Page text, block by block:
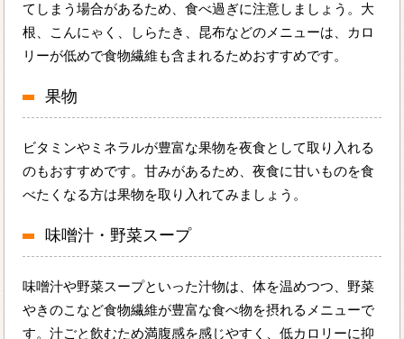
てしまう場合があるため、食べ過ぎに注意しましょう。大
根、こんにゃく、しらたき、昆布などのメニューは、カロ
リーが低めで食物繊維も含まれるためおすすめです。
果物
ビタミンやミネラルが豊富な果物を夜食として取り入れる
のもおすすめです。甘みがあるため、夜食に甘いものを食
べたくなる方は果物を取り入れてみましょう。
味噌汁・野菜スープ
味噌汁や野菜スープといった汁物は、体を温めつつ、野菜
やきのこなど食物繊維が豊富な食べ物を摂れるメニューで
す。汁ごと飲むため満腹感を感じやすく、低カロリーに抑